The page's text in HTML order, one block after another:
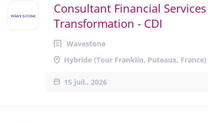
Consultant Financial Services
Transformation - CDI
Wavestone
Hybride (Tour Franklin, Puteaux, France)
15 juil., 2026